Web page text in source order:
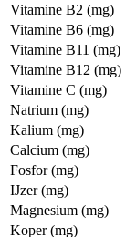
Vitamine B2 (mg)
Vitamine B6 (mg)
Vitamine B11 (mg)
Vitamine B12 (mg)
Vitamine C (mg)
Natrium (mg)
Kalium (mg)
Calcium (mg)
Fosfor (mg)
IJzer (mg)
Magnesium (mg)
Koper (mg)